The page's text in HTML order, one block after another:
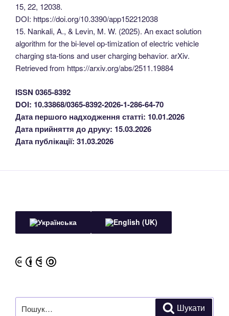
15, 22, 12038.
DOI: https://doi.org/10.3390/app152212038
15. Nankali, A., & Levin, M. W. (2025). An exact solution
algorithm for the bi-level op-timization of electric vehicle
charging sta-tions and user charging behavior. arXiv.
Retrieved from https://arxiv.org/abs/2511.19884
ISSN 0365-8392
DOI: 10.33868/0365-8392-2026-1-286-64-70
Дата першого надходження статті: 10.01.2026
Дата прийняття до друку: 15.03.2026
Дата публікації: 31.03.2026
Шукати